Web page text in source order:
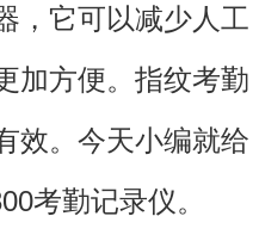
，它可以减少人工
加方便。指纹考勤
效。今天小编就给
考勤记录仪。